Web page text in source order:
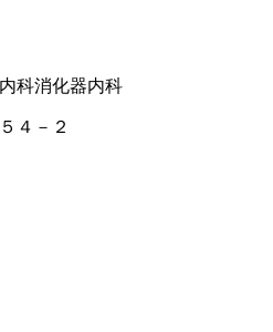
科消化器内科
４－２